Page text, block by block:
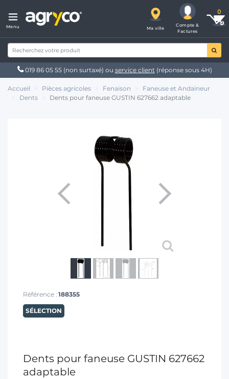
Menu Ma ville
Compte &
Factures
019 86 05 55 (non surtaxé) ou service client(réponse sous 4H)
Accueil Pièces agricoles Fenaison
Faneuse et Andaineur
Dents
Dents pour faneuse GUSTIN 627662 adaptable
Référence : 188355
SÉLECTION
Dents pour faneuse GUSTIN 627662
adaptable